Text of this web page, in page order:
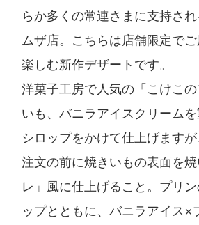
らか多くの常連さまに支持さ
ムザ店。こちらは店舗限定で
楽しむ新作デザートです。
洋菓子工房で人気の「こけこ
いも、バニラアイスクリーム
シロップをかけて仕上げます
注文の前に焼きいもの表面を焼
レ」風に仕上げること。プリ
ップとともに、バニラアイス×